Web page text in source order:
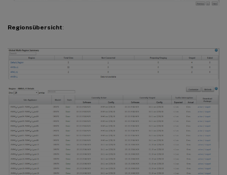
Regionsübersicht: